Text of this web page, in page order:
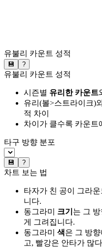
유불리 카운트 성적
💾 ?
유불리 카운트 성적
시즌별 유리한 카운트
유리(볼>스트라이크)
적 차이
차이가 클수록 카운트
타구 방향 분포
💾 ?
차트 보는 법
타자가 친 공이 그라
니다.
동그라미 크기 는 그
게 그려집니다.
동그라미 색은 그 방향
고, 빨강은 안타가 많